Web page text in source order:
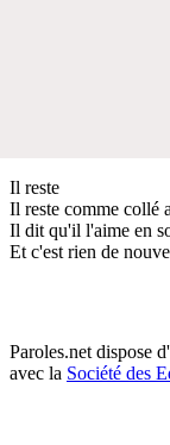
Il reste
Il reste comme collé
Il dit qu'il l'aime en
Et c'est rien de
Paroles.net dispose
avec la Société des